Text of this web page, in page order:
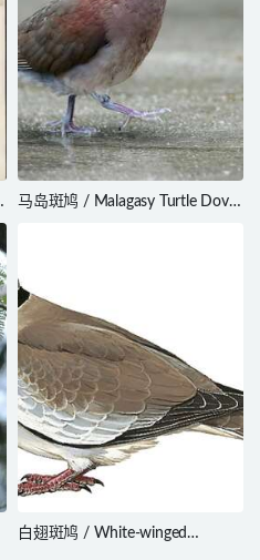
马岛斑鸠 / Malagasy Turtle Dove
白翅斑鸠 / White-winged